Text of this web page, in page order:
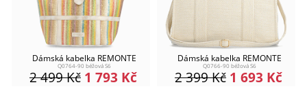
Dámská kabelka REMONTE
Q0764-90 béžová S6
1 793 Kč
2 499Kč
Dámská kabelka REMONTE
Q0766-90 béžová S6
1 693 Kč
2 399Kč